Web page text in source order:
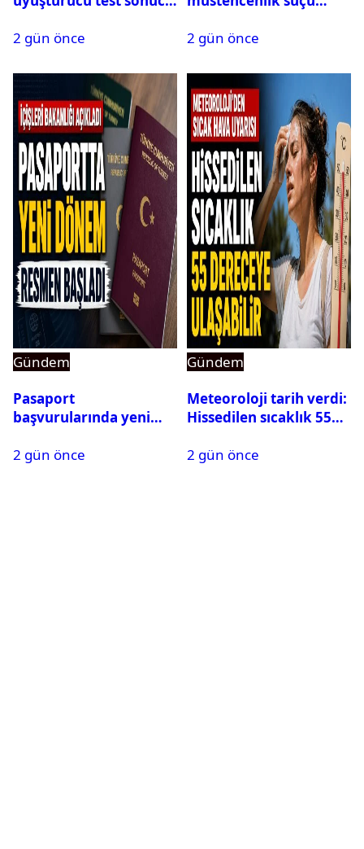
2 gün önce
alındı
2 gün önce
Gündem
Pasaport
başvurularında yeni
2 gün önce
Gündem
Meteoroloji tarih verdi:
Hissedilen sıcaklık 55
2 gün önce